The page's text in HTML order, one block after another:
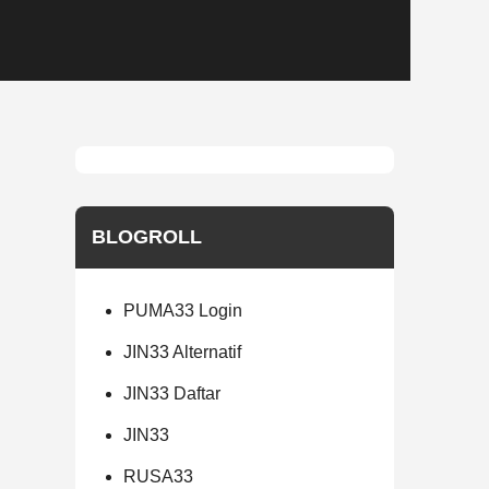
BLOGROLL
PUMA33 Login
JIN33 Alternatif
JIN33 Daftar
JIN33
RUSA33